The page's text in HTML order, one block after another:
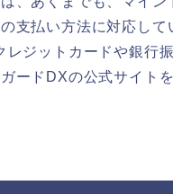
支払い方法に対応して
ジットカードや銀行
ードDXの公式サイト